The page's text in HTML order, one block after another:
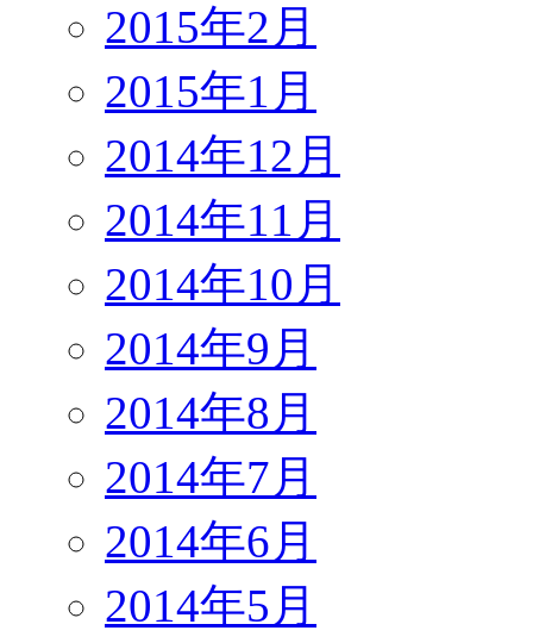
2015年2月
2015年1月
2014年12月
2014年11月
2014年10月
2014年9月
2014年8月
2014年7月
2014年6月
2014年5月